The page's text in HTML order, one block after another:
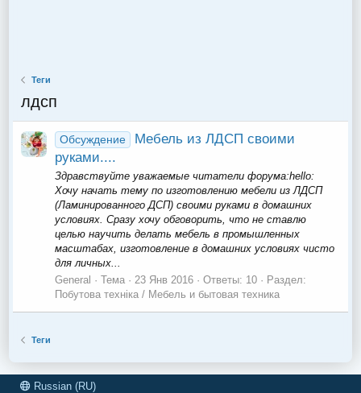
Теги
лдсп
Обсуждение
Мебель из ЛДСП своими
руками....
Здравствуйте уважаемые читатели форума:hello:
Хочу начать тему по изготовлению мебели из ЛДСП
(Ламинированного ДСП) своими руками в домашних
условиях. Сразу хочу обговорить, что не ставлю
целью научить делать мебель в промышленных
масштабах, изготовление в домашних условиях чисто
для личных...
General
Тема 23 Янв 2016 Ответы: 10
Раздел:
Побутова техніка / Мебель и бытовая техника
Теги
Russian (RU)